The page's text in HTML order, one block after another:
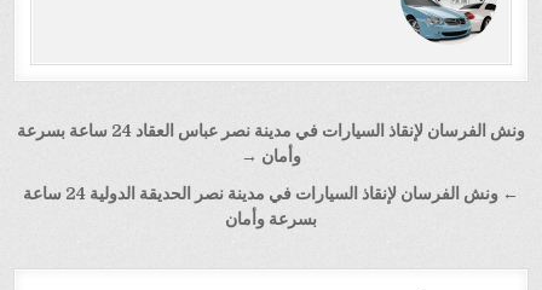
تصفّح
ونش الفرسان لإنقاذ السيارات في مدينة نصر عباس العقاد 24 ساعة بسرعة
وأمان →
← ونش الفرسان لإنقاذ السيارات في مدينة نصر الحديقة الدولية 24 ساعة
بسرعة وأمان